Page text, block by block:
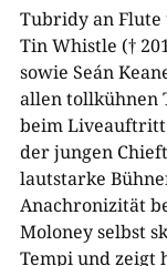
Tubridy an Flute
Tin Whistle (†
sowie Seán
allen tollkühnen
beim
der jungen
lautstarke
Anachronizität
Moloney selbst
Tempi und zeigt